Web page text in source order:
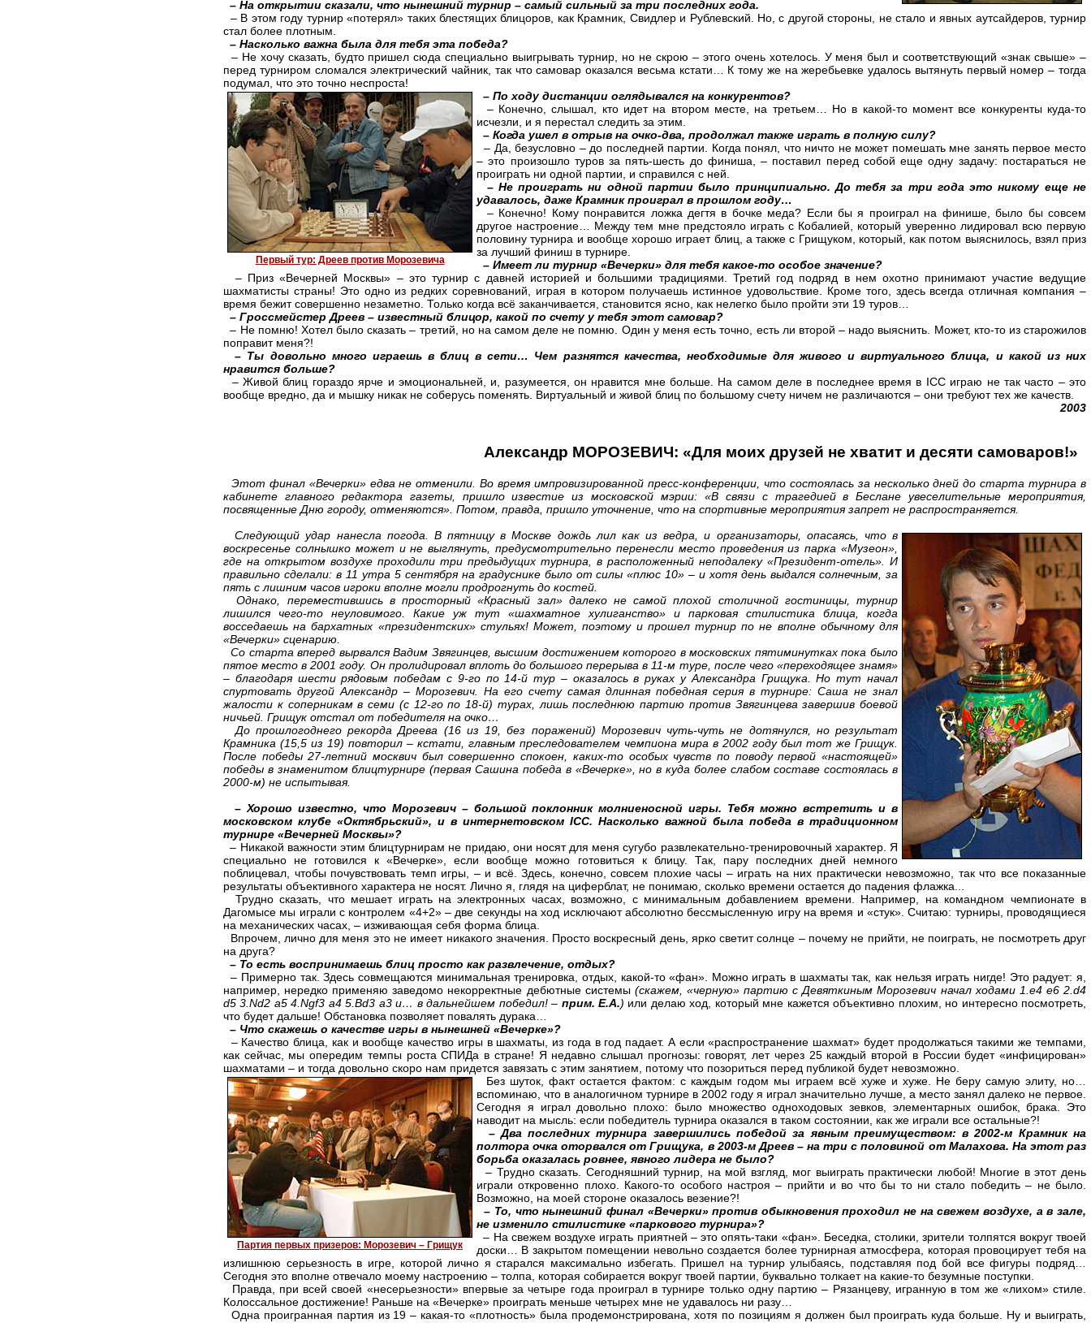
– На открытии сказали, что нынешний турнир – самый сильный за три последних года.
– В этом году турнир «потерял» таких блестящих блицоров, как Крамник, Свидлер и Рублевский. Но, с другой стороны, не стало и явных аутсайдеров, турнир
стал более плотным.
– Насколько важна была для тебя эта победа?
– Не хочу сказать, будто пришел сюда специально выигрывать турнир, но не скрою – этого очень хотелось. У меня был и соответствующий «знак свыше» –
перед турниром сломался электрический чайник, так что самовар оказался весьма кстати… К тому же на жеребьевке удалось вытянуть первый номер – тогда
подумал, что это точно неспроста!
Первый тур: Дреев против Морозевича
– По ходу дистанции оглядывался на конкурентов?
– Конечно, слышал, кто идет на втором месте, на третьем… Но в какой-то момент все конкуренты куда-то
исчезли, и я перестал следить за этим.
– Когда ушел в отрыв на очко-два, продолжал также играть в полную силу?
– Да, безусловно – до последней партии. Когда понял, что ничто не может помешать мне занять первое место
– это произошло туров за пять-шесть до финиша, – поставил перед собой еще одну задачу: постараться не
проиграть ни одной партии, и справился с ней.
– Не проиграть ни одной партии было принципиально. До тебя за три года это никому еще не
удавалось, даже Крамник проиграл в прошлом году…
– Конечно! Кому понравится ложка дегтя в бочке меда? Если бы я проиграл на финише, было бы совсем
другое настроение… Между тем мне предстояло играть с Кобалией, который уверенно лидировал всю первую
половину турнира и вообще хорошо играет блиц, а также с Грищуком, который, как потом выяснилось, взял приз
за лучший финиш в турнире.
– Имеет ли турнир «Вечерки» для тебя какое-то особое значение?
– Приз «Вечерней Москвы» – это турнир с давней историей и большими традициями. Третий год подряд в нем охотно принимают участие ведущие
шахматисты страны! Это одно из редких соревнований, играя в котором получаешь истинное удовольствие. Кроме того, здесь всегда отличная компания –
время бежит совершенно незаметно. Только когда всё заканчивается, становится ясно, как нелегко было пройти эти 19 туров…
– Гроссмейстер Дреев – известный блицор, какой по счету у тебя этот самовар?
– Не помню! Хотел было сказать – третий, но на самом деле не помню. Один у меня есть точно, есть ли второй – надо выяснить. Может, кто-то из старожилов
поправит меня?!
– Ты довольно много играешь в блиц в сети… Чем разнятся качества, необходимые для живого и виртуального блица, и какой из них
нравится больше?
– Живой блиц гораздо ярче и эмоциональней, и, разумеется, он нравится мне больше. На самом деле в последнее время в ICC играю не так часто – это
вообще вредно, да и мышку никак не соберусь поменять. Виртуальный и живой блиц по большому счету ничем не различаются – они требуют тех же качеств.
2003
Александр МОРОЗЕВИЧ: «Для моих друзей не хватит и десяти самоваров!»
Этот финал «Вечерки» едва не отменили. Во время импровизированной пресс-конференции, что состоялась за несколько дней до старта турнира в
кабинете главного редактора газеты, пришло известие из московской мэрии: «В связи с трагедией в Беслане увеселительные мероприятия,
посвященные Дню городу, отменяются». Потом, правда, пришло уточнение, что на спортивные мероприятия запрет не распространяется.
Следующий удар нанесла погода. В пятницу в Москве дождь лил как из ведра, и организаторы, опасаясь, что в
воскресенье солнышко может и не выглянуть, предусмотрительно перенесли место проведения из парка «Музеон»,
где на открытом воздухе проходили три предыдущих турнира, в расположенный неподалеку «Президент-отель». И
правильно сделали: в 11 утра 5 сентября на градуснике было от силы «плюс 10» – и хотя день выдался солнечным, за
пять с лишним часов игроки вполне могли продрогнуть до костей.
Однако, переместившись в просторный «Красный зал» далеко не самой плохой столичной гостиницы, турнир
лишился чего-то неуловимого. Какие уж тут «шахматное хулиганство» и парковая стилистика блица, когда
восседаешь на бархатных «президентских» стульях! Может, поэтому и прошел турнир по не вполне обычному для
«Вечерки» сценарию.
Со старта вперед вырвался Вадим Звягинцев, высшим достижением которого в московских пятиминутках пока было
пятое место в 2001 году. Он пролидировал вплоть до большого перерыва в 11-м туре, после чего «переходящее знамя»
– благодаря шести рядовым победам с 9-го по 14-й тур – оказалось в руках у Александра Грищука. Но тут начал
спуртовать другой Александр – Морозевич. На его счету самая длинная победная серия в турнире: Саша не знал
жалости к соперникам в семи (с 12-го по 18-й) турах, лишь последнюю партию против Звягинцева завершив боевой
ничьей. Грищук отстал от победителя на очко…
До прошлогоднего рекорда Дреева (16 из 19, без поражений) Морозевич чуть-чуть не дотянулся, но результат
Крамника (15,5 из 19) повторил – кстати, главным преследователем чемпиона мира в 2002 году был тот же Грищук.
После победы 27-летний москвич был совершенно спокоен, каких-то особых чувств по поводу первой «настоящей»
победы в знаменитом блицтурнире (первая Сашина победа в «Вечерке», но в куда более слабом составе состоялась в
2000-м) не испытывая.
– Хорошо известно, что Морозевич – большой поклонник молниеносной игры. Тебя можно встретить и в
московском клубе «Октябрьский», и в интернетовском ICC. Насколько важной была победа в традиционном
турнире «Вечерней Москвы»?
– Никакой важности этим блицтурнирам не придаю, они носят для меня сугубо развлекательно-тренировочный характер. Я
специально не готовился к «Вечерке», если вообще можно готовиться к блицу. Так, пару последних дней немного
поблицевал, чтобы почувствовать темп игры, – и всё. Здесь, конечно, совсем плохие часы – играть на них практически невозможно, так что все показанные
результаты объективного характера не носят. Лично я, глядя на циферблат, не понимаю, сколько времени остается до падения флажка...
Трудно сказать, что мешает играть на электронных часах, возможно, с минимальным добавлением времени. Например, на командном чемпионате в
Дагомысе мы играли с контролем «4+2» – две секунды на ход исключают абсолютно бессмысленную игру на время и «стук». Считаю: турниры, проводящиеся
на механических часах, – изживающая себя форма блица.
Впрочем, лично для меня это не имеет никакого значения. Просто воскресный день, ярко светит солнце – почему не прийти, не поиграть, не посмотреть друг
на друга?
– То есть воспринимаешь блиц просто как развлечение, отдых?
– Примерно так. Здесь совмещаются минимальная тренировка, отдых, какой-то «фан». Можно играть в шахматы так, как нельзя играть нигде! Это радует: я,
например, нередко применяю заведомо некорректные дебютные системы (скажем, «черную» партию с Девяткиным Морозевич начал ходами 1.e4 e6 2.d4
d5 3.Nd2 a5 4.Ngf3 a4 5.Bd3 a3 и… в дальнейшем победил! – прим. Е.А.) или делаю ход, который мне кажется объективно плохим, но интересно посмотреть,
что будет дальше! Обстановка позволяет повалять дурака…
– Что скажешь о качестве игры в нынешней «Вечерке»?
– Качество блица, как и вообще качество игры в шахматы, из года в год падает. А если «распространение шахмат» будет продолжаться такими же темпами,
как сейчас, мы опередим темпы роста СПИДа в стране! Я недавно слышал прогнозы: говорят, лет через 25 каждый второй в России будет «инфицирован»
шахматами – и тогда довольно скоро нам придется завязать с этим занятием, потому что позориться перед публикой будет невозможно.
Партия первых призеров: Морозевич – Грищук
Без шуток, факт остается фактом: с каждым годом мы играем всё хуже и хуже. Не беру самую элиту, но…
вспоминаю, что в аналогичном турнире в 2002 году я играл значительно лучше, а место занял далеко не первое.
Сегодня я играл довольно плохо: было множество одноходовых зевков, элементарных ошибок, брака. Это
наводит на мысль: если победитель турнира оказался в таком состоянии, как же играли все остальные?!
– Два последних турнира завершились победой за явным преимуществом: в 2002-м Крамник на
полтора очка оторвался от Грищука, в 2003-м Дреев – на три с половиной от Малахова. На этот раз
борьба оказалась ровнее, явного лидера не было?
– Трудно сказать. Сегодняшний турнир, на мой взгляд, мог выиграть практически любой! Многие в этот день
играли откровенно плохо. Какого-то особого настроя – прийти и во что бы то ни стало победить – не было.
Возможно, на моей стороне оказалось везение?!
– То, что нынешний финал «Вечерки» против обыкновения проходил не на свежем воздухе, а в зале,
не изменило стилистике «паркового турнира»?
– На свежем воздухе играть приятней – это опять-таки «фан». Беседка, столики, зрители толпятся вокруг твоей
доски… В закрытом помещении невольно создается более турнирная атмосфера, которая провоцирует тебя на
излишнюю серьезность в игре, которой лично я старался максимально избегать. Пришел на турнир улыбаясь, подставляя под бой все фигуры подряд…
Сегодня это вполне отвечало моему настроению – толпа, которая собирается вокруг твоей партии, буквально толкает на какие-то безумные поступки.
Правда, при всей своей «несерьезности» впервые за четыре года проиграл в турнире только одну партию – Рязанцеву, игранную в том же «лихом» стиле.
Колоссальное достижение! Раньше на «Вечерке» проиграть меньше четырех мне не удавалось ни разу…
Одна проигранная партия из 19 – какая-то «плотность» была продемонстрирована, хотя по позициям я должен был проиграть куда больше. Ну и выиграть,